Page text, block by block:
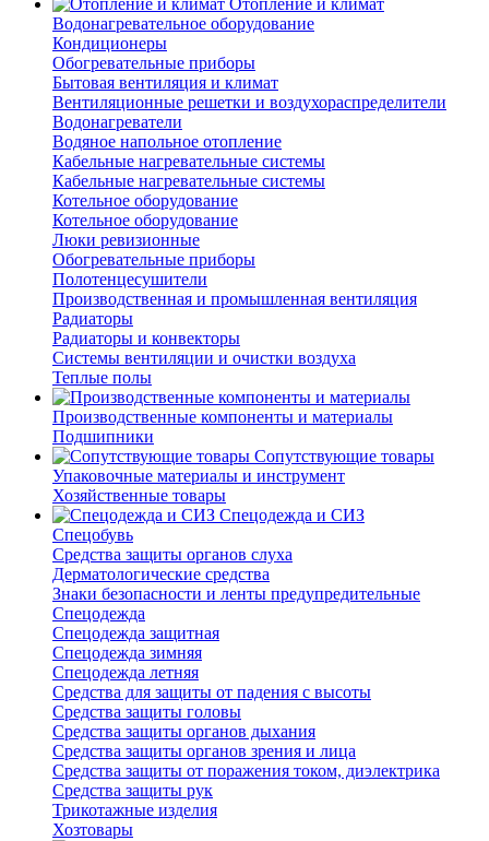
Отопление и климат
Водонагревательное оборудование
Кондиционеры
Обогревательные приборы
Бытовая вентиляция и климат
Вентиляционные решетки и воздухораспределители
Водонагреватели
Водяное напольное отопление
Кабельные нагревательные системы
Кабельные нагревательные системы
Котельное оборудование
Котельное оборудование
Люки ревизионные
Обогревательные приборы
Полотенцесушители
Производственная и промышленная вентиляция
Радиаторы
Радиаторы и конвекторы
Системы вентиляции и очистки воздуха
Теплые полы
Производственные компоненты и материалы
Подшипники
Сопутствующие товары
Упаковочные материалы и инструмент
Хозяйственные товары
Спецодежда и СИЗ
Спецобувь
Средства защиты органов слуха
Дерматологические средства
Знаки безопасности и ленты предупредительные
Спецодежда
Спецодежда защитная
Спецодежда зимняя
Спецодежда летняя
Средства для защиты от падения с высоты
Средства защиты головы
Средства защиты органов дыхания
Средства защиты органов зрения и лица
Средства защиты от поражения током, диэлектрика
Средства защиты рук
Трикотажные изделия
Хозтовары